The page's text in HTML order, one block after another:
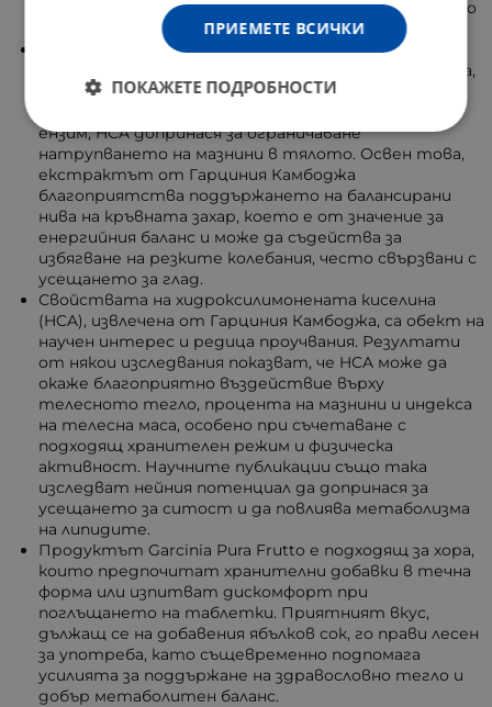
хранителните навици, включително на желанието
за консумация на въглехидрати и сладки храни.
Едно от основните действия на HCA е свързано с
нейното въздействие върху ензима цитрат лиаза,
който участва в процеса на преобразуване на
ензим, HCA допринася за ограничаване
натрупването на мазнини в тялото. Освен това,
екстрактът от Гарциния Камбоджа
благоприятства поддържането на балансирани
нива на кръвната захар, което е от значение за
енергийния баланс и може да съдейства за
избягване на резките колебания, често свързвани с
усещането за глад.
Свойствата на хидроксилимонената киселина
(HCA), извлечена от Гарциния Камбоджа, са обект на
научен интерес и редица проучвания. Резултати
от някои изследвания показват, че HCA може да
окаже благоприятно въздействие върху
телесното тегло, процента на мазнини и индекса
на телесна маса, особено при съчетаване с
подходящ хранителен режим и физическа
активност. Научните публикации също така
изследват нейния потенциал да допринася за
усещането за ситост и да повлиява метаболизма
на липидите.
Продуктът Garcinia Pura Frutto е подходящ за хора,
които предпочитат хранителни добавки в течна
форма или изпитват дискомфорт при
поглъщането на таблетки. Приятният вкус,
дължащ се на добавения ябълков сок, го прави лесен
за употреба, като същевременно подпомага
усилията за поддържане на здравословно тегло и
добър метаболитен баланс.
ПРИЕМЕТЕ ВСИЧКИ
ПОКАЖЕТЕ ПОДРОБНОСТИ